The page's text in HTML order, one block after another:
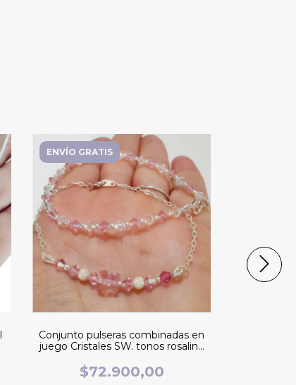
ENVÍO GRATIS
Conjunto pulseras combinadas en
juego Cristales SW. tonos rosaline
$72.900,00